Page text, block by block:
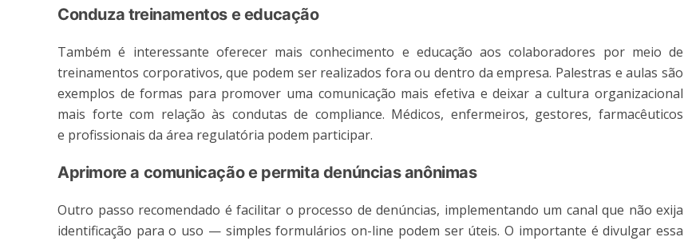
Conduza treinamentos e educação
Também é interessante oferecer mais conhecimento e educação aos colaboradores por meio de
treinamentos corporativos, que podem ser realizados fora ou dentro da empresa. Palestras e aulas são
exemplos de formas para promover uma comunicação mais efetiva e deixar a cultura organizacional
mais forte com relação às condutas de compliance. Médicos, enfermeiros, gestores, farmacêuticos
e profissionais da área regulatória podem participar.
Aprimore a comunicação e permita denúncias anônimas
Outro passo recomendado é facilitar o processo de denúncias, implementando um canal que não exija
identificação para o uso — simples formulários on-line podem ser úteis. O importante é divulgar essa